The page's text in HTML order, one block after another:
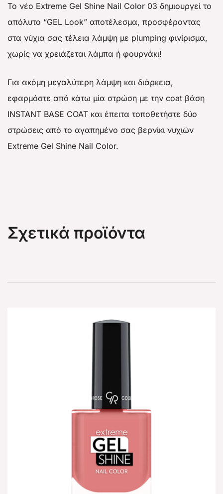
To νέο Extreme Gel Shine Nail Color 03 δημιουργεί το
απόλυτο “GEL Look” αποτέλεσμα, προσφέροντας
στα νύχια σας τέλεια λάμψη με plumping φινίρισμα,
χωρίς να χρειάζεται λάμπα ή φουρνάκι!
Για ακόμη μεγαλύτερη λάμψη και διάρκεια,
εφαρμόστε από κάτω μία στρώση με την coat βάση
INSTANT BASE COAT και έπειτα τοποθετήστε δύο
στρώσεις από το αγαπημένο σας βερνίκι νυχιών
Extreme Gel Shine Nail Color.
Σχετικά προϊόντα